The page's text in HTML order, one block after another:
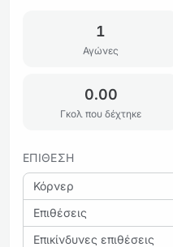
1
Αγώνες
0.00
Γκολ που δέχτηκε
ΕΠΊΘΕΣΗ
Κόρνερ
Επιθέσεις
Επικίνδυνες επιθέσεις